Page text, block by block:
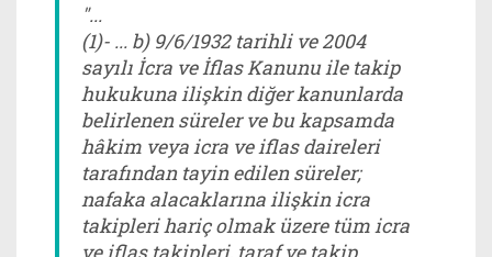
"...
(1)- ... b) 9/6/1932 tarihli ve 2004
sayılı İcra ve İflas Kanunu ile takip
hukukuna ilişkin diğer kanunlarda
belirlenen süreler ve bu kapsamda
hâkim veya icra ve iflas daireleri
tarafından tayin edilen süreler;
nafaka alacaklarına ilişkin icra
takipleri hariç olmak üzere tüm icra
ve iflas takipleri, taraf ve takip